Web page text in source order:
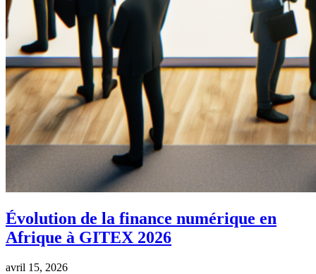
Évolution de la finance numérique en
Afrique à GITEX 2026
avril 15, 2026